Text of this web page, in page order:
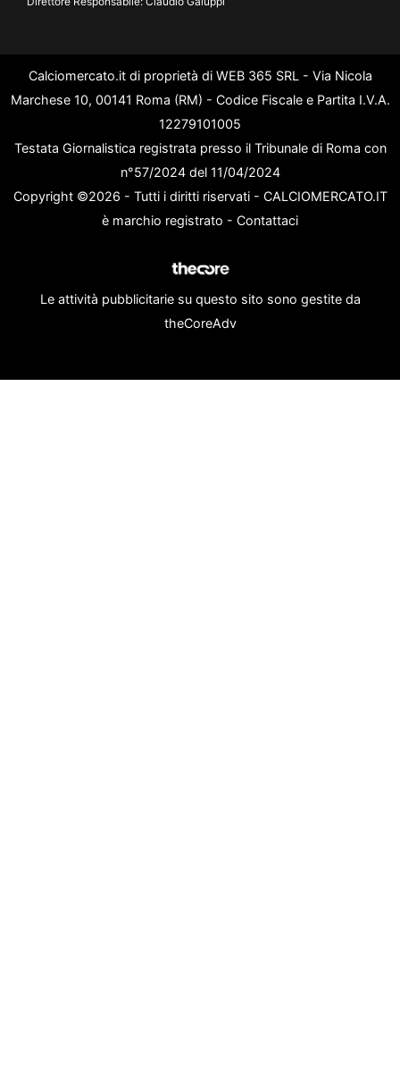
Calciomercato.it di proprietà di WEB 365 SRL - Via Nicola
Marchese 10, 00141 Roma (RM) - Codice Fiscale e Partita I.V.A.
12279101005
Testata Giornalistica registrata presso il Tribunale di Roma con
n°57/2024 del 11/04/2024
Copyright ©2026 - Tutti i diritti riservati - CALCIOMERCATO.IT
è marchio registrato - Contattaci
Le attività pubblicitarie su questo sito sono gestite da
theCoreAdv